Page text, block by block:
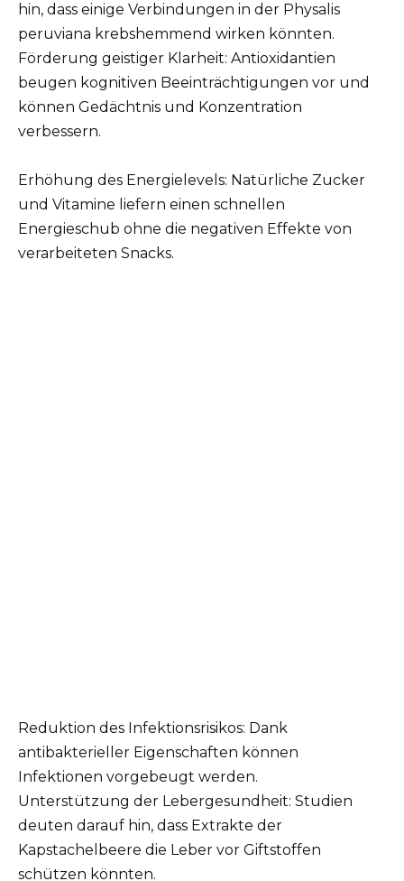
hin, dass einige Verbindungen in der Physalis
peruviana krebshemmend wirken könnten.
Förderung geistiger Klarheit: Antioxidantien
beugen kognitiven Beeinträchtigungen vor und
können Gedächtnis und Konzentration
verbessern.
Erhöhung des Energielevels: Natürliche Zucker
und Vitamine liefern einen schnellen
Energieschub ohne die negativen Effekte von
verarbeiteten Snacks.
Reduktion des Infektionsrisikos: Dank
antibakterieller Eigenschaften können
Infektionen vorgebeugt werden.
Unterstützung der Lebergesundheit: Studien
deuten darauf hin, dass Extrakte der
Kapstachelbeere die Leber vor Giftstoffen
schützen könnten.